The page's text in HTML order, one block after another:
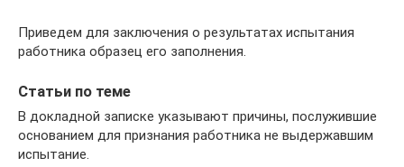
Приведем для заключения о результатах испытания
работника образец его заполнения.
Статьи по теме
В докладной записке указывают причины, послужившие
основанием для признания работника не выдержавшим
испытание.